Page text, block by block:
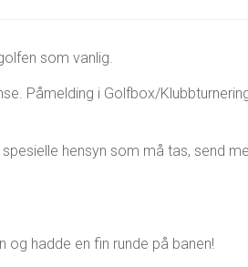
som vanlig.
Påmelding i Golfbox/
hensyn som må tas, send
og hadde en fin runde på banen!